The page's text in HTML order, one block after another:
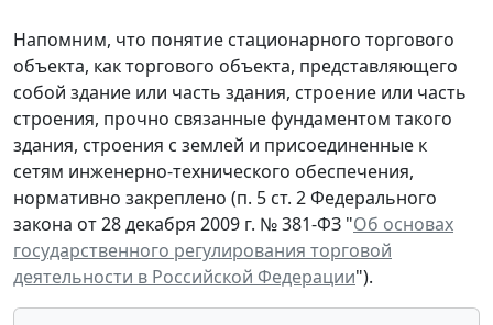
Напомним, что понятие стационарного торгового
объекта, как торгового объекта, представляющего
собой здание или часть здания, строение или часть
строения, прочно связанные фундаментом такого
здания, строения с землей и присоединенные к
сетям инженерно-технического обеспечения,
нормативно закреплено (п. 5 ст. 2 Федерального
закона от 28 декабря 2009 г. № 381-ФЗ "Об основах
государственного регулирования торговой
деятельности в Российской Федерации").